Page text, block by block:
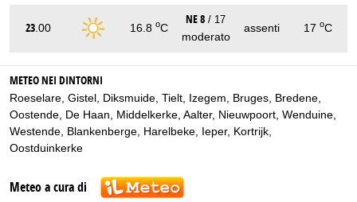
23 .00 16.8 oC
NE 8 / 17
moderato
assenti 17 oC
METEO NEI DINTORNI
Roeselare Gistel Diksmuide Tielt Izegem Bruges Bredene
Oostende De Haan Middelkerke Aalter, Nieuwpoort Wenduine
Westende Blankenberge Harelbeke Ieper, Kortrijk
Oostduinkerke
Meteo a cura di